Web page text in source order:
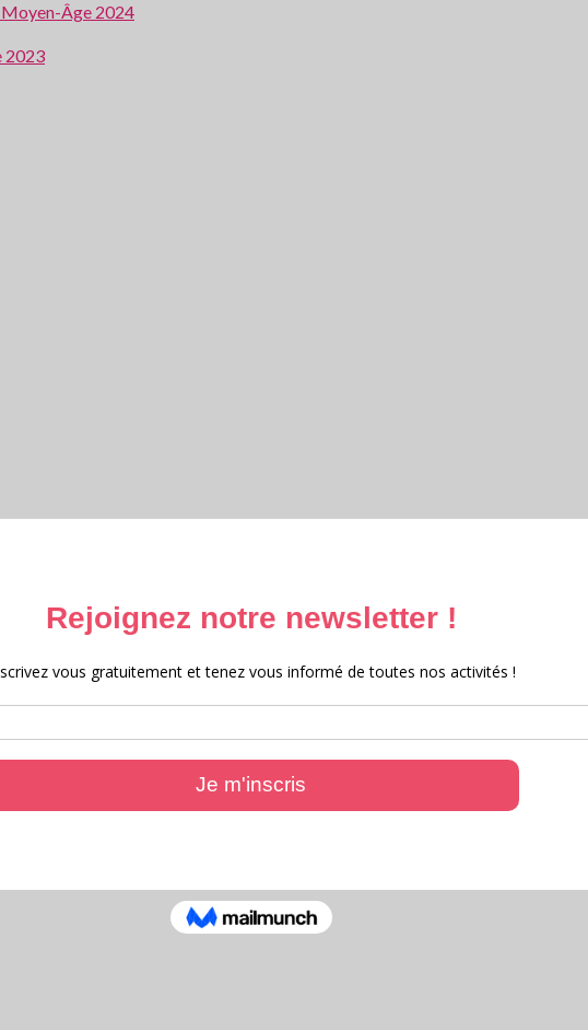
Âge 2024
2023
et Archives 2025 – 2026
et archives 2025
Âge 2024